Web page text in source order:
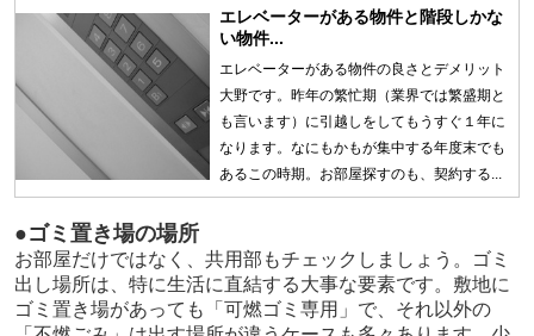
エレベーターがある物件と階段しかな
い物件...
エレベーターがある物件の良さとデメリット
大野です。昨年の繁忙期（業界では繁盛期と
も言います）に引越しをしてもうすぐ１年に
なります。なにもかもが集中する年度末でも
あるこの時期。お部屋探すのも、契約する...
●ゴミ置き場の場所
お部屋だけではなく、共用部もチェックしましょう。ゴミ
出し場所は、特に生活に直結する大事な要素です。敷地に
ゴミ置き場があっても「可燃ゴミ専用」で、それ以外の